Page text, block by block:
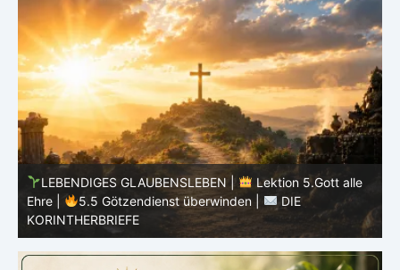
LEBENDIGES GLAUBENSLEBEN |
Lektion 5.Gott alle
Ehre |
5.4 Warnung vor Götzendienst |
DIE
KORINTHERBRIEFE